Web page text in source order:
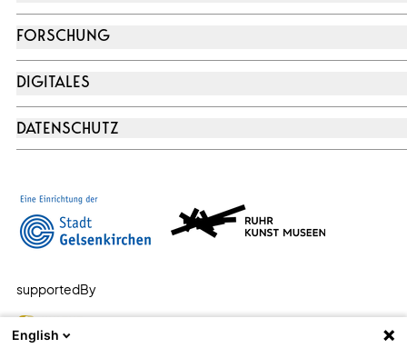
FORSCHUNG
DIGITALES
DATENSCHUTZ
supportedBy
English